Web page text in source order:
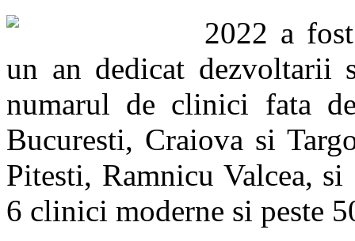
2022 a
un an dedicat dezvoltarii
numarul de clinici fata
Bucuresti, Craiova si
Pitesti, Ramnicu Valcea,
6 clinici moderne si peste